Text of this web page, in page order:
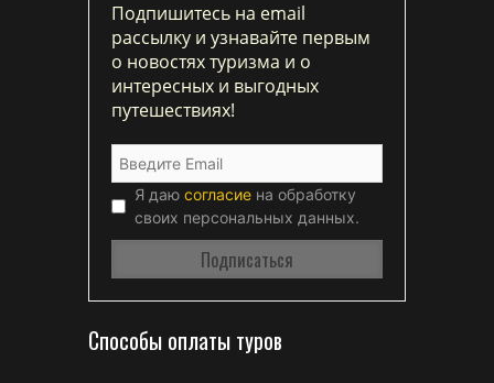
Подпишитесь на email
рассылку и узнавайте первым
о новостях туризма и о
интересных и выгодных
путешествиях!
Я даю согласие на обработку
своих персональных данных.
Способы оплаты туров